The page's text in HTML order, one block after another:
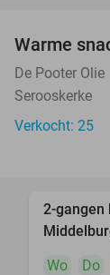
Warme
De Pooter Olie
Serooskerke
Verkocht: 25
2-gangen
Wo
Do